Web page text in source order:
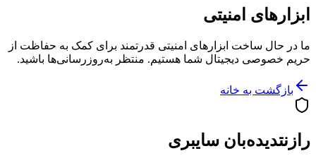
ابزارهای امنیتی
ما در حال ساخت ابزارهای امنیتی قدرتمند برای کمک به حفاظت از
حریم خصوصی دیجیتال شما هستیم. منتظر به‌روزرسانی‌ها باشید.
بازگشت به خانه
رازنتدیده‌بان سایبری